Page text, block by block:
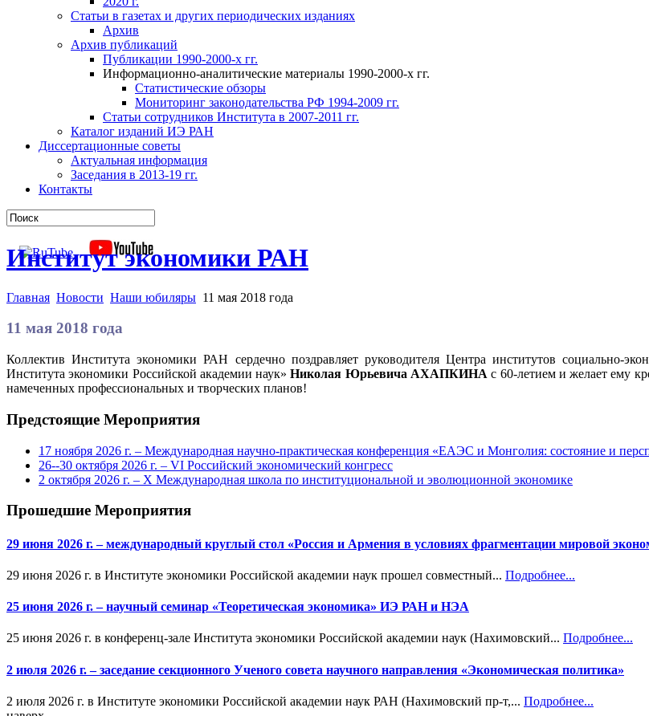
Статьи в газетах и других периодических изданиях
Архив
Архив публикаций
Публикации 1990-2000-х гг.
Информационно-аналитические материалы 1990-2000-х гг.
Статистические обзоры
Мониторинг законодательства РФ 1994-2009 гг.
Статьи сотрудников Института в 2007-2011 гг.
Каталог изданий ИЭ РАН
Диссертационные советы
Актуальная информация
Заседания в 2013-19 гг.
Контакты
Институт экономики РАН
Главная Новости Наши юбиляры 11 мая 2018 года
11 мая 2018 года
Коллектив Института экономики РАН сердечно поздравляет руководителя Центра институтов социально-
Института экономики Российской академии наук»Николая Юрьевича АХАПКИНА с 60-летием и желает ему
намеченных профессиональных и творческих планов!
Предстоящие Мероприятия
17 ноября 2026 г. – Международная научно-практическая конференция «ЕАЭС и Монголия: состояние и
26--30 октября 2026 г. – VI Российский экономический конгресс
2 октября 2026 г. – X Международная школа по институциональной и эволюционной экономике
Прошедшие Мероприятия
29 июня 2026 г. – международный круглый стол «Россия и Армения в условиях фрагментации мировой
29 июня 2026 г. в Институте экономики Российской академии наук прошел совместный... Подробнее...
25 июня 2026 г. – научный семинар «Теоретическая экономика» ИЭ РАН и НЭА
25 июня 2026 г. в конференц-зале Института экономики Российской академии наук (Нахимовский... Подробнее...
2 июля 2026 г. – заседание секционного Ученого совета научного направления «Экономическая политика»
2 июля 2026 г. в Институте экономики Российской академии наук РАН (Нахимовский пр-т,... Подробнее...